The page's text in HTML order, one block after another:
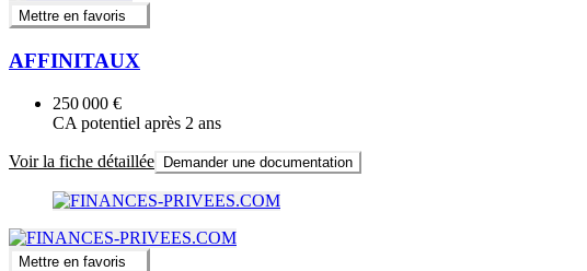
Mettre en favoris
AFFINITAUX
250 000 €
CA potentiel après 2 ans
Voir la fiche détaillée Demander une documentation
Mettre en favoris